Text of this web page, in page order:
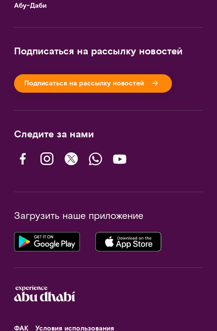
Абу-Даби
Подписаться на рассылку новостей
Подписаться на рассылку новостей
Следите за нами
Загрузить наше приложение
ФАК Условия использования